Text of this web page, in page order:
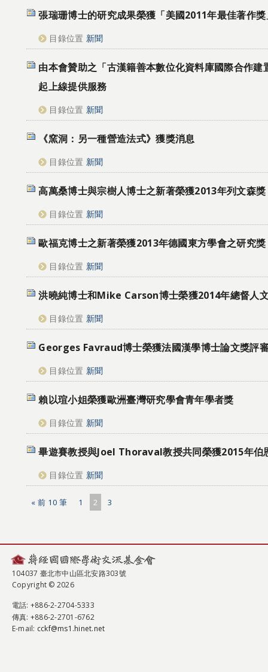
張瑞珊博士的研究成果榮獲「美國2011年最佳著作
目錄位置 新聞
由本會贊助之「古漢籍善本數位化資料庫國際合作建
起上線提供服務
目錄位置 新聞
《窯洞：另一種營造法式》獲獎消息
目錄位置 新聞
高萬桑博士與宗樹人博士之新著榮獲2013年列文森獎
目錄位置 新聞
歐福克博士之新著榮獲2013年德國東方學會之研究獎
目錄位置 新聞
洪曉純博士和Mike Carson博士榮獲2014年總督人
目錄位置 新聞
Georges Favraud博士榮獲法國漢學博士論文獎評
目錄位置 新聞
賴以瑄小姐榮獲歐洲臺灣研究學會青年學者獎
目錄位置 新聞
畢遊賽教授與Joel Thoraval教授共同榮獲2015年伯
目錄位置 新聞
« 前 10 筆 1 2 3
104037 臺北市中山區北安路303號
Copyright © 2026
電話: +886-2-2704-5333
傳真: +886-2-2701-6762
E-mail: cckf@ms1.hinet.net